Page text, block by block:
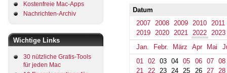
Kostenfreie Mac-Apps
Nachrichten-Archiv
Wichtige Links
30 nützliche Gratis-Tools
für jeden Mac
Datum
2007
2008 2009 2010
2011
2019
2020 2021 2022
2023
Jan.
Febr. März Apr Mai
01
02 03 04 05 06 07
08
21
22 23 24 25 26 27 28